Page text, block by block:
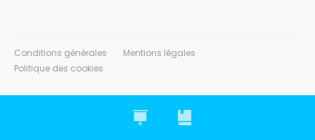
Conditions générales
Mentions légales
Politique des cookies